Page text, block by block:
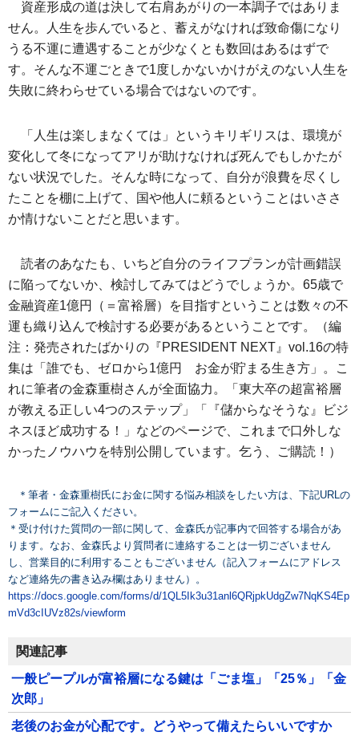
資産形成の道は決して右肩あがりの一本調子ではありま
せん。人生を歩んでいると、蓄えがなければ致命傷になり
うる不運に遭遇することが少なくとも数回はあるはずで
す。そんな不運ごときで1度しかないかけがえのない人生を
失敗に終わらせている場合ではないのです。
「人生は楽しまなくては」というキリギリスは、環境が
変化して冬になってアリが助けなければ死んでもしかたが
ない状況でした。そんな時になって、自分が浪費を尽くし
たことを棚に上げて、国や他人に頼るということはいささ
か情けないことだと思います。
読者のあなたも、いちど自分のライフプランが計画錯誤
に陥ってないか、検討してみてはどうでしょうか。65歳で
金融資産1億円（＝富裕層）を目指すということは数々の不
運も織り込んで検討する必要があるということです。（編
注：発売されたばかりの『PRESIDENT NEXT』vol.16の特
集は「誰でも、ゼロから1億円 お金が貯まる生き方」。こ
れに筆者の金森重樹さんが全面協力。「東大卒の超富裕層
が教える正しい4つのステップ」「『儲からなそうな』ビジ
ネスほど成功する！」などのページで、これまで口外しな
かったノウハウを特別公開しています。乞う、ご購読！）
＊筆者・金森重樹氏にお金に関する悩み相談をしたい方は、下記URLの
フォームにご記入ください。
＊受け付けた質問の一部に関して、金森氏が記事内で回答する場合があ
ります。なお、金森氏より質問者に連絡することは一切ございません
し、営業目的に利用することもございません（記入フォームにアドレス
など連絡先の書き込み欄はありません）。
https://docs.google.com/forms/d/1QL5Ik3u31anl6QRjpkUdgZw7NqKS4Ep
mVd3cIUVz82s/viewform
関連記事
一般ピープルが富裕層になる鍵は「ごま塩」「25％」「金
次郎」
老後のお金が心配です。どうやって備えたらいいですか